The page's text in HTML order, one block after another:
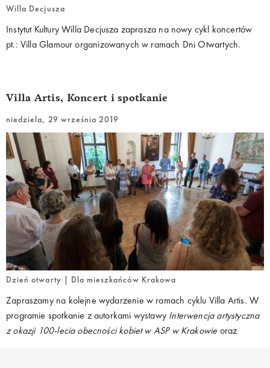
Willa Decjusza
Instytut Kultury Willa Decjusza zaprasza na nowy cykl koncertów
pt.: Villa Glamour organizowanych w ramach Dni Otwartych.
Villa Artis, Koncert i spotkanie
niedziela, 29 września 2019
Dzień otwarty | Dla mieszkańców Krakowa
Zapraszamy na kolejne wydarzenie w ramach cyklu Villa Artis. W
programie spotkanie z autorkami wystawy Interwencja artystyczna
z okazji 100-lecia obecności kobiet w ASP w Krakowie oraz